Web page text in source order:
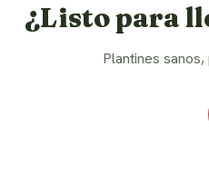
¿Listo para
Plantines